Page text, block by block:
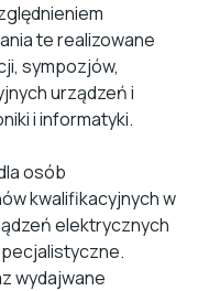
te realizowane
sympozjów,
urządzeń i
i informatyki.
osób
kwalifikacyjnych w
elektrycznych
wydajwane